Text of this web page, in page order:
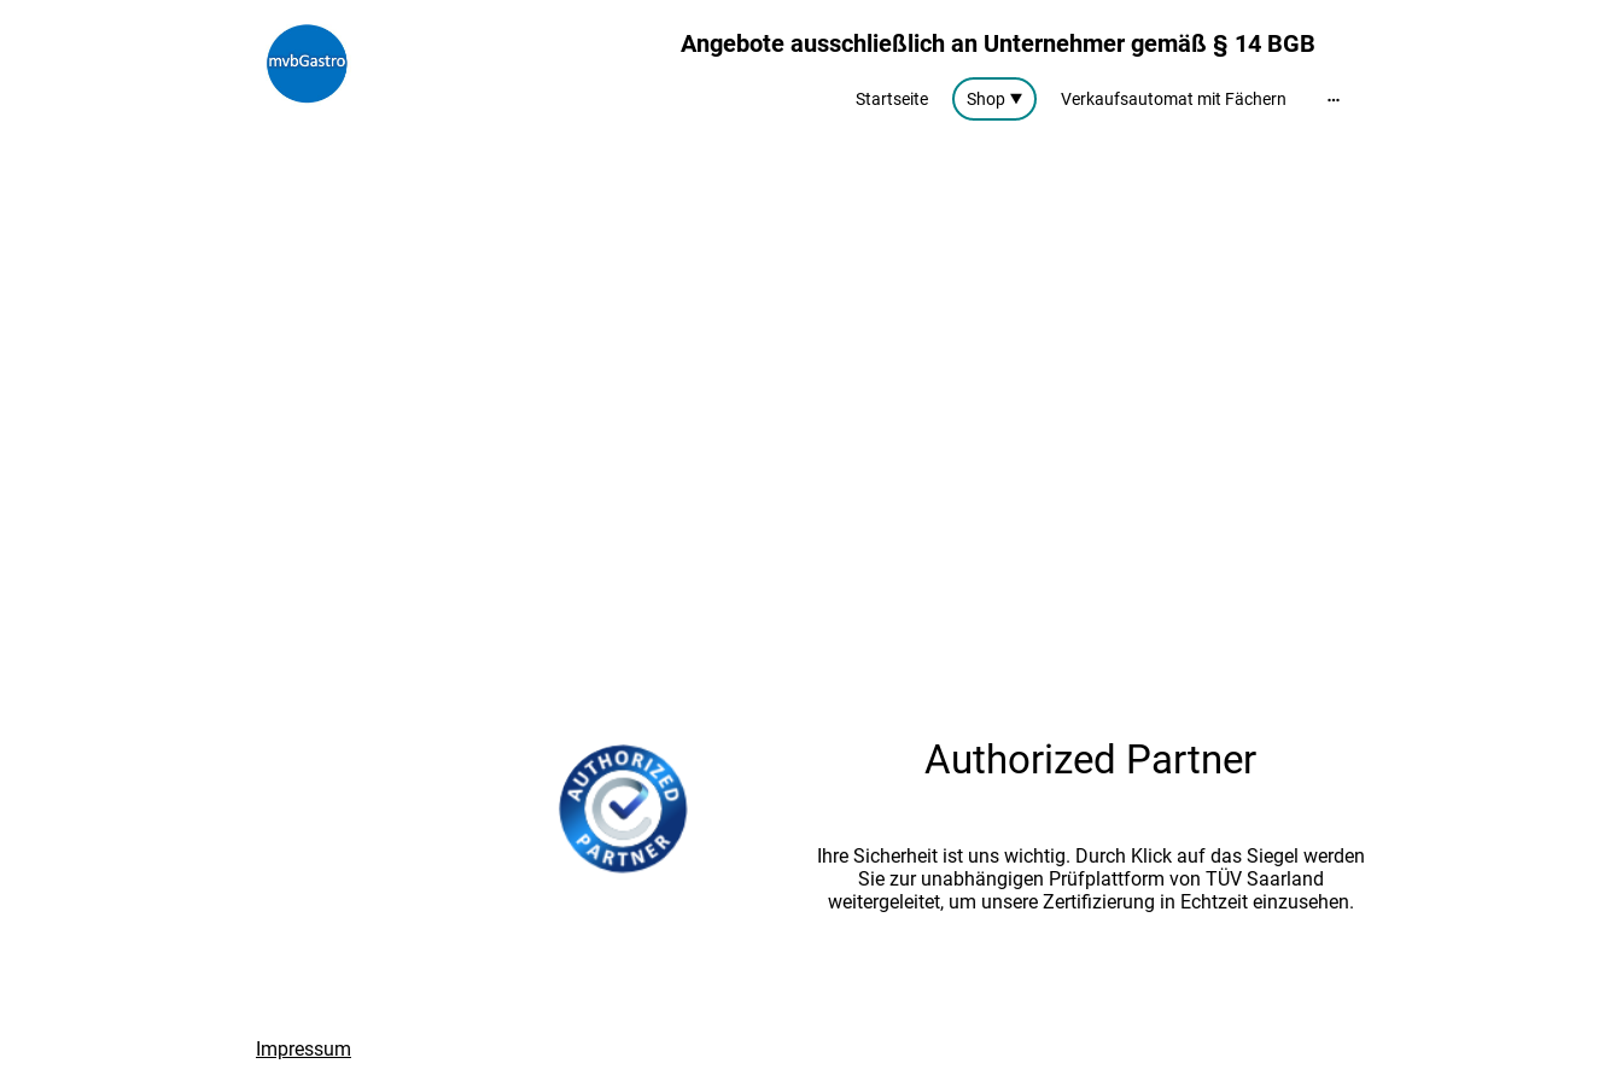
Angebote ausschließlich an Unternehmer gemäß § 14 BGB
Startseite Shop Verkaufsautomat mit Fächern
Authorized Partner
Ihre Sicherheit ist uns wichtig. Durch Klick auf das Siegel werden
Sie zur unabhängigen Prüfplattform von TÜV Saarland
weitergeleitet, um unsere Zertifizierung in Echtzeit einzusehen.
Impressum